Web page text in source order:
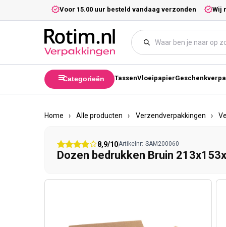
Meteen naar de contentVoor 15.00 uur besteld vandaag verzonden Wij
Categorieën TassenVloeipapier
Home › Alle producten › Verzendverpakkingen ›
8,9/10Artikelnr: SAM200060
Dozen bedrukken Bruin